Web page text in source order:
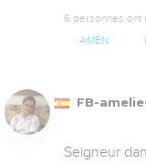
6 personnes ont
AMEN
FB-
Seigneur